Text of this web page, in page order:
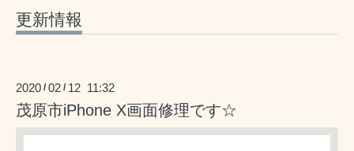
更新情報
2020 /02 / 12 11:32
茂原市iPhone X画面修理です☆